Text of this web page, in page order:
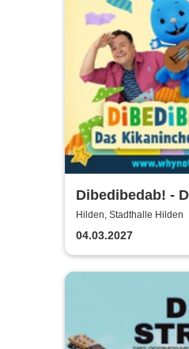
Dibedibedab! -
Kikaninchen-
Hilden, Stadthalle Hilden
04.03.2027